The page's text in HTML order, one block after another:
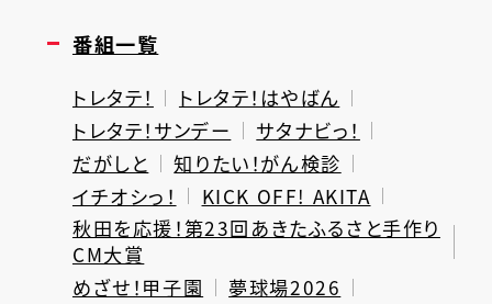
番組一覧
トレタテ！
トレタテ！はやばん
トレタテ！サンデー
サタナビっ！
だがしと
知りたい！がん検診
イチオシっ！
KICK OFF! AKITA
秋田を応援！第23回あきたふるさと手作り
CM大賞
めざせ！甲子園
夢球場2026